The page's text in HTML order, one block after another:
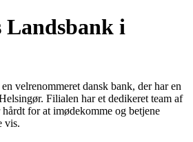
Landsbank i
velrenommeret dansk bank, der har en
Filialen har et dedikeret team af
for at imødekomme og betjene
vis.